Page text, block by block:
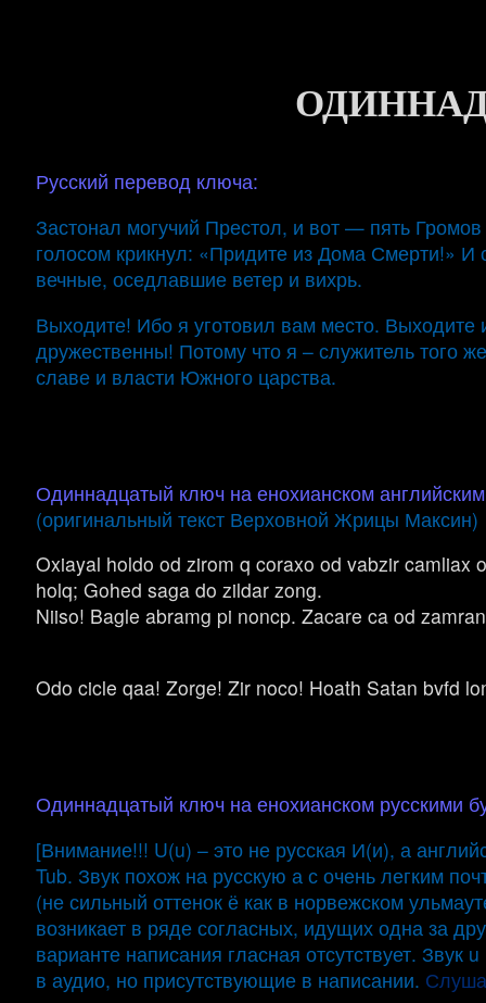
Русский перевод ключа:
Застонал могучий Престол, и вот — пять
голосом крикнул: «Придите из Дома Смерти!» И
вечные, оседлавшие ветер и вихрь.
Выходите! Ибо я уготовил вам место. Выходите
дружественны! Потому что я – служитель того
славе и власти Южного царства.
Одиннадцатый ключ на енохианском
(оригинальный текст Верховной Жрицы Максин)
Oxiayal holdo od zirom q coraxo od vabzir camliax
holq; Gohed saga do zildar zong.
Niiso! Bagle abramg pi noncp. Zacare ca od
Odo cicle qaa! Zorge! Zir noco! Hoath Satan bvfd
Одиннадцатый ключ на енохианском русскими
[Внимание!!! U(u) – это не русская И(и), а
Tub. Звук похож на русскую а с очень легким
(не сильный оттенок ё как в норвежском
возникает в ряде согласных, идущих одна за
варианте написания гласная отсутствует.
в аудио, но присутствующие в написании.